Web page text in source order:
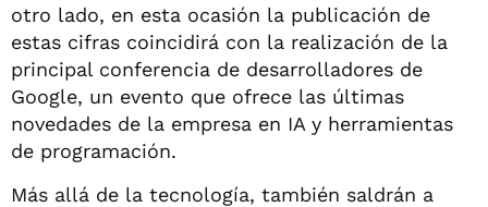
otro lado, en esta ocasión la publicación de
estas cifras coincidirá con la realización de la
principal conferencia de desarrolladores de
Google, un evento que ofrece las últimas
novedades de la empresa en IA y herramientas
de programación.
Más allá de la tecnología, también saldrán a